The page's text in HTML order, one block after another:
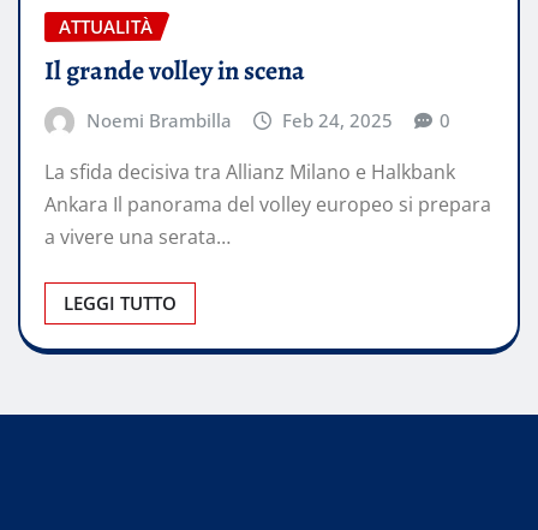
ATTUALITÀ
Il grande volley in scena
Noemi Brambilla Feb 24, 2025 0
La sfida decisiva tra Allianz Milano e Halkbank
Ankara Il panorama del volley europeo si prepara
a vivere una serata…
LEGGI TUTTO